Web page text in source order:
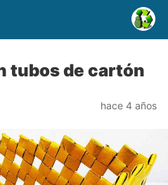
tubos de cartón
hace 4 años